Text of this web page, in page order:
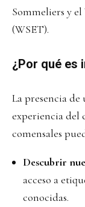
Sommeliers y
(WSET).
¿Por qué es
La presencia
experiencia del
comensales
Descubrir
acceso a
conocidas.